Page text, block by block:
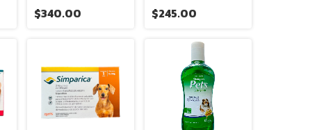
BOEHRINGER
INGELHEIM
$340.00 $245.00